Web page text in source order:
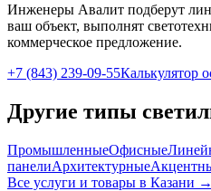
Инженеры Авалит подберут
ваш объект, выполнят
коммерческое предложение.
+7 (843) 239-09-55Калькулятор
Другие типы
ПромышленныеОфисные
панелиАрхитектурные
Все услуги и товары в Казани →